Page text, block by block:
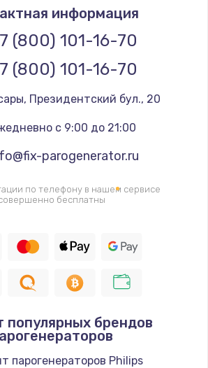
1490 руб.
Заказать
Настройка ОС
Чистка от пыли
890 руб.
Заказать
2885 руб.
1490 руб.
Заказать
информация
(800) 101-16-70
(800) 101-16-70
, Президентский бул., 20
с 9:00 до 21:00
parogenerator.ru
по телефону в нашем сервисе
бесплатны
популярных брендов
парогенераторов Philips